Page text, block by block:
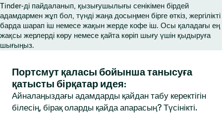
Tinder-ді пайдаланып, қызығушылығы сенікімен бірдей
адамдармен жұп бол, түнді жаңа досыңмен бірге өткіз, жергілікті
барда шарап іш немесе жақын жерде кофе іш. Осы қаладағы ең
жақсы жерлерді көру немесе қайта көріп шығу үшін қыдыруға
шығыңыз.
Портсмут қаласы бойынша танысуға
қатысты бірқатар идея:
Айналаңыздағы адамдарды қайдан табу керектігін
білесің, бірақ оларды қайда апарасың? Түсінікті.